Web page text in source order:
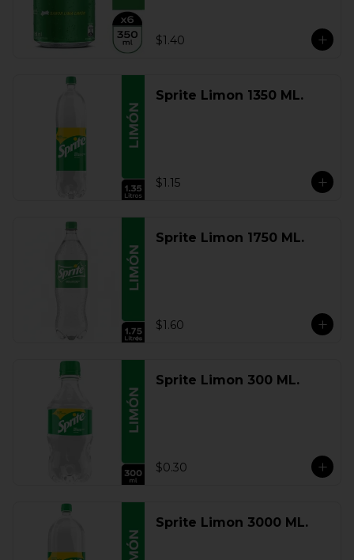
$1.40
Sprite Limon 1350 ML.
$1.15
Sprite Limon 1750 ML.
$1.60
Sprite Limon 300 ML.
$0.30
Sprite Limon 3000 ML.